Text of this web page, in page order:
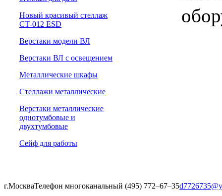
Новый красивый стеллаж
СТ-012 ESD
Верстаки модели ВЛ
Верстаки ВЛ с освещением
Металлические шкафы
Стеллажи металлические
Верстаки металлические
однотумбовые и
двухтумбовые
Сейф для работы
г.МоскваТелефон многоканальный (495) 772‒67‒35